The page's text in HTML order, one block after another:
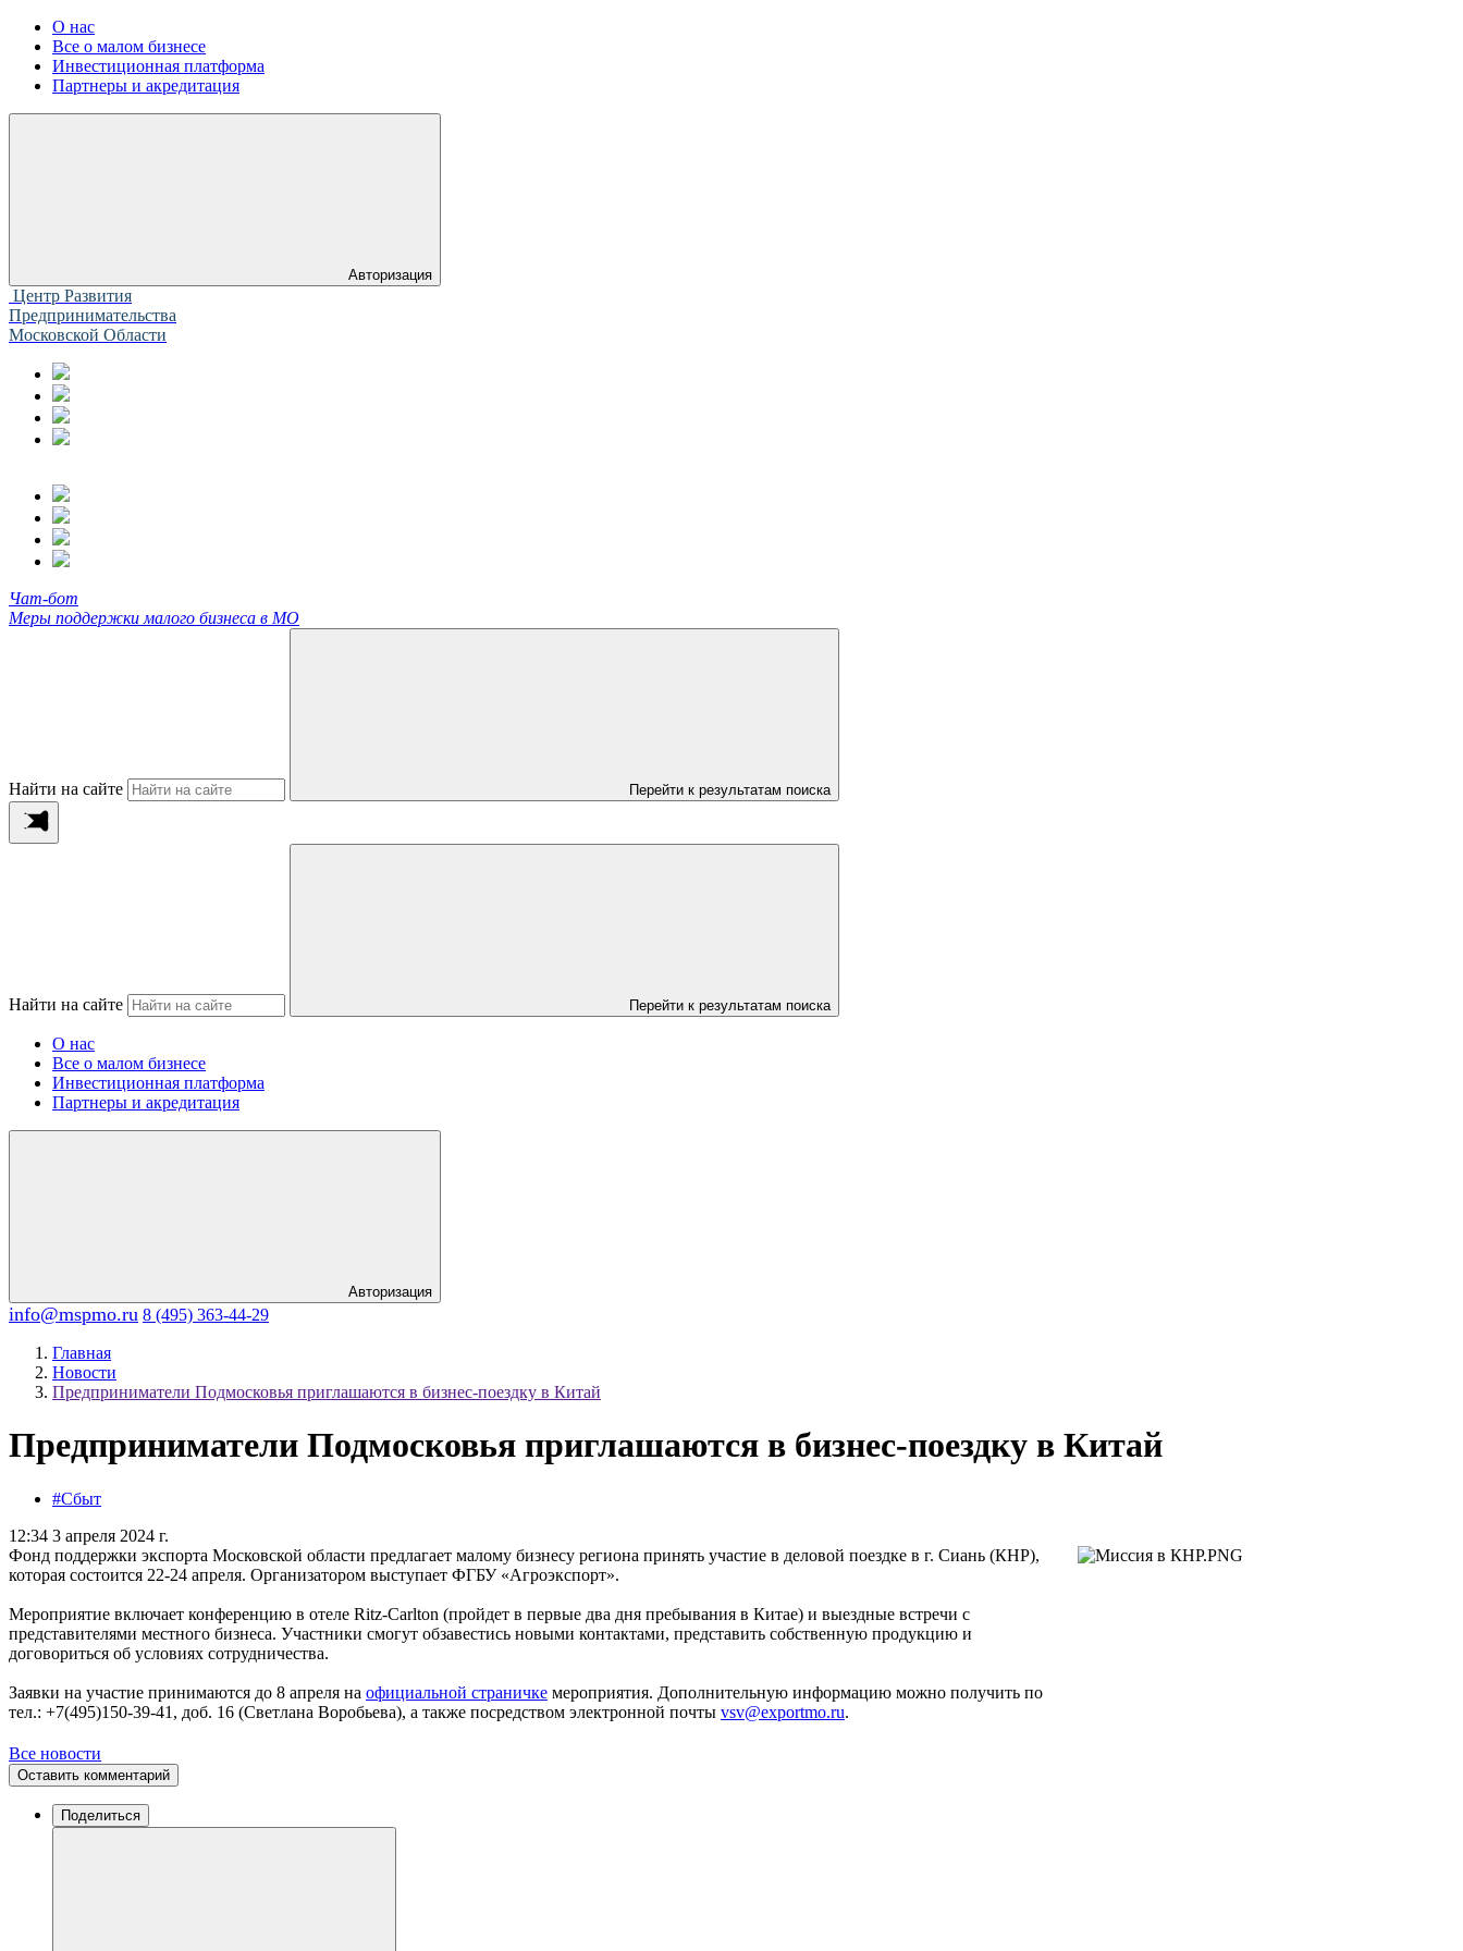
О нас
Все о малом бизнесе
Инвестиционная платформа
Партнеры и акредитация
Авторизация
Центр Развития
Предпринимательства
Московской Области
Чат-бот
Меры поддержки малого бизнеса в МО
Найти на сайте Перейти к результатам поиска
Найти на сайте Перейти к результатам поиска
О нас
Все о малом бизнесе
Инвестиционная платформа
Партнеры и акредитация
Авторизация
info@mspmo.ru 8 (495) 363-44-29
Главная
Новости
Предприниматели Подмосковья приглашаются в бизнес-поездку в Китай
Предприниматели Подмосковья приглашаются в бизнес-поездку в Китай
#Сбыт
12:34 3 апреля 2024 г.
Фонд поддержки экспорта Московской области предлагает малому бизнесу региона принять участие в деловой поездке в г. Сиань (КНР),
которая состоится 22-24 апреля. Организатором выступает ФГБУ «Агроэкспорт».
Мероприятие включает конференцию в отеле Ritz-Carlton (пройдет в первые два дня пребывания в Китае) и выездные встречи с
представителями местного бизнеса. Участники смогут обзавестись новыми контактами, представить собственную продукцию и
договориться об условиях сотрудничества.
Заявки на участие принимаются до 8 апреля на официальной страничке мероприятия. Дополнительную информацию можно получить по
тел.: +7(495)150-39-41, доб. 16 (Светлана Воробьева), а также посредством электронной почты vsv@exportmo.ru.
Все новости
Оставить комментарий
Поделиться